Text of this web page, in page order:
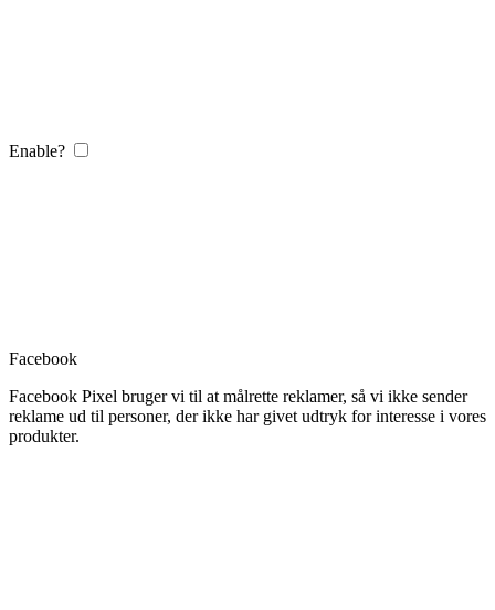
Enable?
Facebook
Facebook Pixel bruger vi til at målrette reklamer, så vi ikke sender
reklame ud til personer, der ikke har givet udtryk for interesse i vores
produkter.